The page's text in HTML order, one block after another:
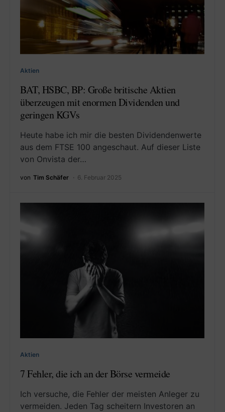
Aktien
BAT, HSBC, BP: Große britische Aktien
überzeugen mit enormen Dividenden und
geringen KGVs
Heute habe ich mir die besten Dividendenwerte
aus dem FTSE 100 angeschaut. Auf dieser Liste
von Onvista der…
von Tim Schäfer 6. Februar 2025
Aktien
7 Fehler, die ich an der Börse vermeide
Ich versuche, die Fehler der meisten Anleger zu
vermeiden. Jeden Tag scheitern Investoren an